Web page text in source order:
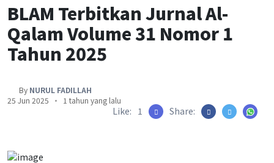
BLAM Terbitkan Jurnal Al-
Qalam Volume 31 Nomor 1
Tahun 2025
By NURUL FADILLAH
25 Jun 2025
1 tahun yang lalu
Like: 1 Share: